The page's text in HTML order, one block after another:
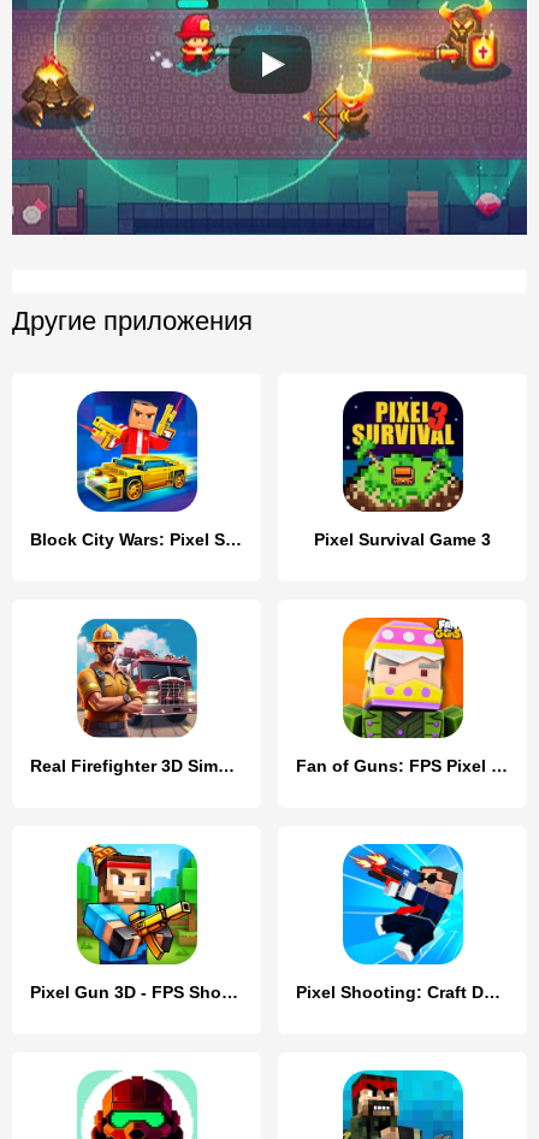
Другие приложения
Block City Wars: Pixel Shooter Pixel Survival Game 3
Real Firefighter 3D Simulator Fan of Guns: FPS Pixel Shooter
Pixel Gun 3D - FPS Shooter Pixel Shooting: Craft Demolish